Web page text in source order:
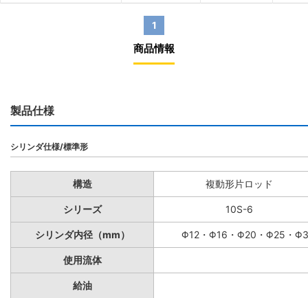
1
商品情報
製品仕様
シリンダ仕様/標準形
構造 複動形片ロッド
シリーズ 10S-6
シリンダ内径（mm） Φ12・Φ16・Φ20・Φ25・
使用流体
給油